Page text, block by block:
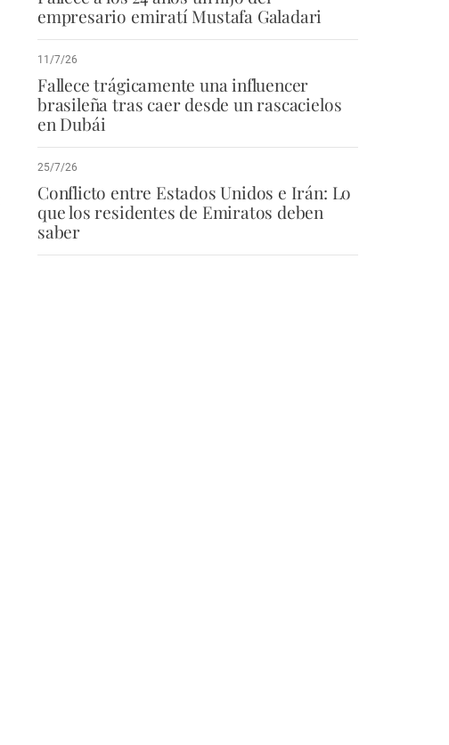
empresario emiratí Mustafa Galadari
11/7/26
Fallece trágicamente una influencer
brasileña tras caer desde un rascacielos
en Dubái
25/7/26
Conflicto entre Estados Unidos e Irán: Lo
que los residentes de Emiratos deben
saber